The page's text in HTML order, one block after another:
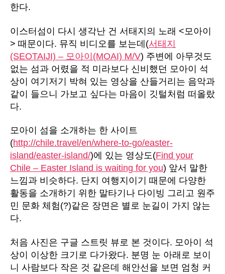
한다.
이스터섬이 다시 생각난 건 서태지의 노래 < 모아이
> 때문이다. 뮤직 비디오를 보는데(서태지
(SEOTAIJI) – 모아이(MOAI) M/V) 주변에 아무것도
없는 섬과 어렸을 적 미라보다 신비했던 모아이 석
상이 여기저기 박혀 있는 영상을 산들거리는 음악과
같이 들으니 가보고 싶다는 마음이 깃털처럼 떠올랐
다.
모아이 섬을 소개하는 한 사이트
(http://chile.travel/en/where-to-go/easter-
island/easter-island/)에 있는 영상도(Find your
Chile – Easter Island is waiting for you) 앞서 말한
느낌과 비슷하다. 단지 여행지이기 때문에
다양한
활동을 소개하기 위한 말타기나 다이빙 그리고 원주
민 문화 체험 (?)같은 장면은 별로 눈길이 가지 않는
다.
처음 사진은 구글 스트릿 뷰로 본 것이다. 모아이 석
상이 이상한 크기로 다가왔다. 분명 눈 아래로 보이
니 사람보다 작은 것 같은데 해안선을 보면 엄청 커